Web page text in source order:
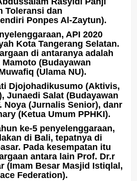
Toleransi dan
Ponpes Al-Zaytun).
API 2020
Kota Tangerang Selatan.
di antaranya adalah
(Budayawan
(Ulama NU).
Djojohadikusumo (Aktivis,
Junaedi Salat (Budayawan
Noya (Jurnalis Senior), danr
(Ketua Umum PPHKI).
ke-5 penyelenggaraan,
di Bali, tepatnya di
Pada kesempatan itu
antara lain Prof. Dr.r
(Imam Besar Masjid Istiqlal,
Federation).